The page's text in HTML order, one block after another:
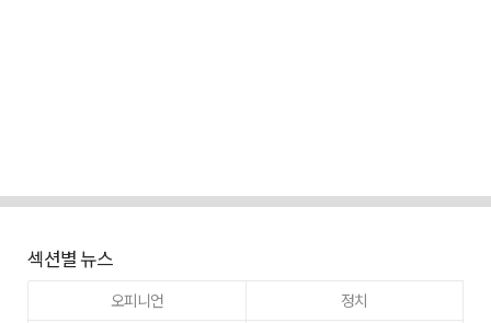
섹션별 뉴스
오피니언
정치